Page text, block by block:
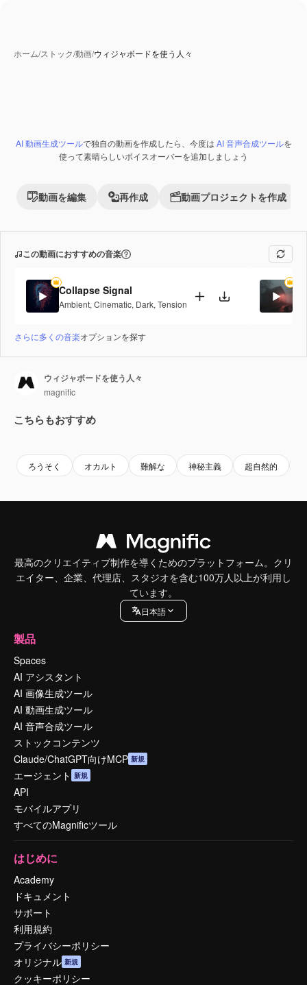
ホーム/ストック/動画/ウィジャボードを使う人々
AI 動画生成ツールで独自の動画を作成したら、今度は AI 音声合成ツールを
使って素晴らしいボイスオーバーを追加しましょう
動画を編集 再作成 動画プロジェクトを作成
この動画におすすめの音楽
Collapse Signal
Ambient, Cinematic, Dark, Tension
さらに多くの音楽オプションを探す
ウィジャボードを使う人々
magnific
こちらもおすすめ
ろうそく オカルト 難解な 神秘主義 超自然的
最高のクリエイティブ制作を導くためのプラットフォーム。クリ
エイター、企業、代理店、スタジオを含む100万人以上が利用し
ています。
日本語
製品
Spaces
AI アシスタント
AI 画像生成ツール
AI 動画生成ツール
AI 音声合成ツール
ストックコンテンツ
Claude/ChatGPT向けMCP 新規
エージェント 新規
API
モバイルアプリ
すべてのMagnificツール
はじめに
Academy
ドキュメント
サポート
利用規約
プライバシーポリシー
オリジナル 新規
クッキーポリシー